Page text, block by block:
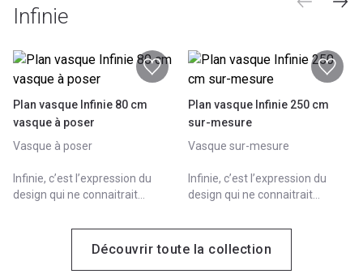
Infinie
Plan vasque Infinie 80 cm
vasque à poser
Vasque à poser
Infinie, c’est l’expression du
design qui ne connaitrait
ni en composition. 100%
modulable, Infinie s’adapte à
Plan vasque Infinie 250 cm
sur-mesure
Vasque sur-mesure
Infinie, c’est l’expression du
design qui ne connaitrait
ni en composition. 100%
modulable, Infinie s’adapte à
Découvrir toute la collection